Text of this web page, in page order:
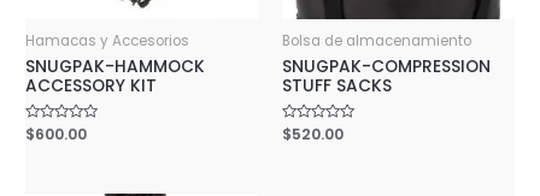
Hamacas y Accesorios
SNUGPAK-HAMMOCK
ACCESSORY KIT
Rated
0
$600.00
Bolsa de almacenamiento
SNUGPAK-COMPRESSION
STUFF SACKS
Rated
0
$520.00